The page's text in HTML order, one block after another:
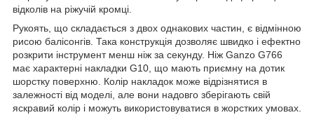
відколів на ріжучій кромці.
Рукоять, що складається з двох однакових частин, є відмінною
рисою балісонгів. Така конструкція дозволяє швидко і ефектно
розкрити інструмент менш ніж за секунду. Ніж Ganzo G766
має характерні накладки G10, що мають приємну на дотик
шорстку поверхню. Колір накладок може відрізнятися в
залежності від моделі, але вони надовго зберігають свій
яскравий колір і можуть використовуватися в жорстких умовах.